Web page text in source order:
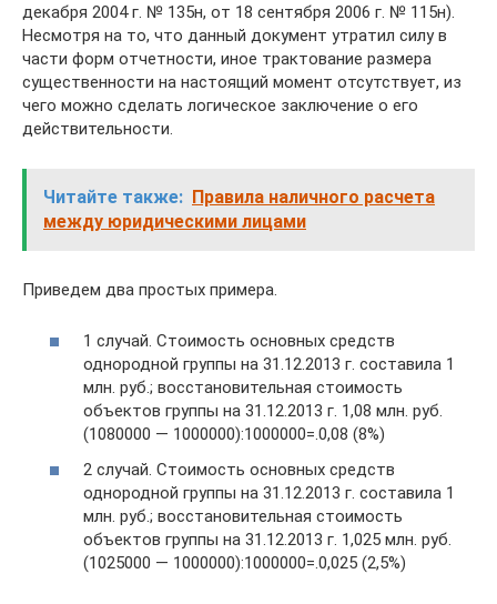
декабря 2004 г. № 135н, от 18 сентября 2006 г. № 115н).
Несмотря на то, что данный документ утратил силу в
части форм отчетности, иное трактование размера
существенности на настоящий момент отсутствует, из
чего можно сделать логическое заключение о его
действительности.
Читайте также: Правила наличного расчета
между юридическими лицами
Приведем два простых примера.
1 случай. Стоимость основных средств
однородной группы на 31.12.2013 г. составила 1
млн. руб.; восстановительная стоимость
объектов группы на 31.12.2013 г. 1,08 млн. руб.
(1080000 — 1000000):1000000=.0,08 (8%)
2 случай. Стоимость основных средств
однородной группы на 31.12.2013 г. составила 1
млн. руб.; восстановительная стоимость
объектов группы на 31.12.2013 г. 1,025 млн. руб.
(1025000 — 1000000):1000000=.0,025 (2,5%)